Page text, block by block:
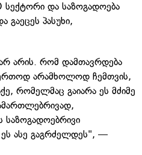
და საზოგადოება
პასუხი,
არის. რომ დამთავრდება
არამხოლოდ ჩემთვის,
რომელმაც გაიარა ეს მძიმე
ეს ასე გაგრძელდეს", —